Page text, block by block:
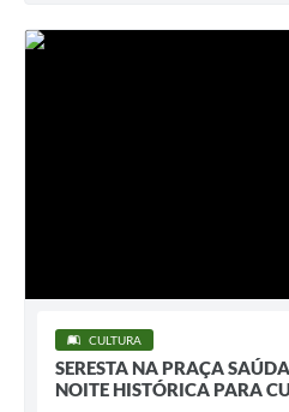
CULTURA
SERESTA NA PRAÇA
NOITE HISTÓRICA PARA